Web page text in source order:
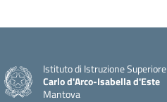
Istituto di Istruzione Superiore
Carlo d'Arco-Isabella d'Este
Mantova